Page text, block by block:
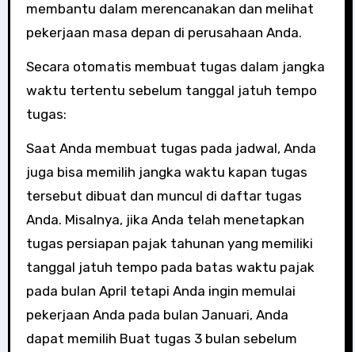
membantu dalam merencanakan dan melihat
pekerjaan masa depan di perusahaan Anda.
Secara otomatis membuat tugas dalam jangka
waktu tertentu sebelum tanggal jatuh tempo
tugas:
Saat Anda membuat tugas pada jadwal, Anda
juga bisa memilih jangka waktu kapan tugas
tersebut dibuat dan muncul di daftar tugas
Anda. Misalnya, jika Anda telah menetapkan
tugas persiapan pajak tahunan yang memiliki
tanggal jatuh tempo pada batas waktu pajak
pada bulan April tetapi Anda ingin memulai
pekerjaan Anda pada bulan Januari, Anda
dapat memilih Buat tugas 3 bulan sebelum